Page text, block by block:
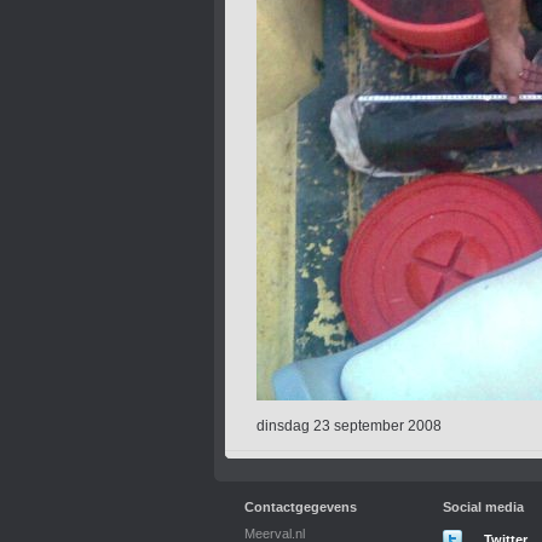
dinsdag 23 september 2008
Contactgegevens
Meerval.nl
Social media